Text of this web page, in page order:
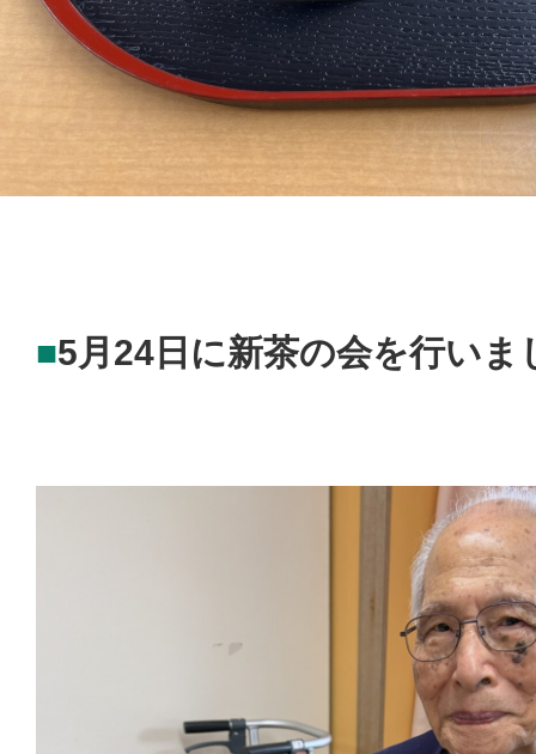
よくあるご質問
交通アクセス
お問い合わせ
5月24日に新茶の会を行いま